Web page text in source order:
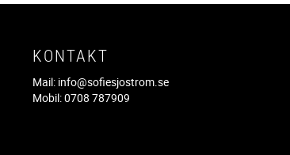
KONTAKT
Mail: info@sofiesjostrom.se
Mobil: 0708 787909